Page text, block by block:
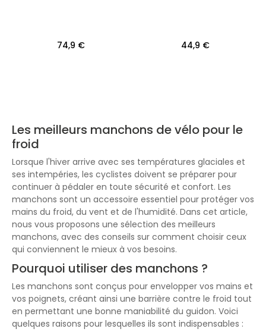
74,9 € 44,9 €
Les meilleurs manchons de vélo pour le
froid
Lorsque l'hiver arrive avec ses températures glaciales et
ses intempéries, les cyclistes doivent se préparer pour
continuer à pédaler en toute sécurité et confort. Les
manchons sont un accessoire essentiel pour protéger vos
mains du froid, du vent et de l'humidité. Dans cet article,
nous vous proposons une sélection des meilleurs
manchons, avec des conseils sur comment choisir ceux
qui conviennent le mieux à vos besoins.
Pourquoi utiliser des manchons ?
Les manchons sont conçus pour envelopper vos mains et
vos poignets, créant ainsi une barrière contre le froid tout
en permettant une bonne maniabilité du guidon. Voici
quelques raisons pour lesquelles ils sont indispensables :